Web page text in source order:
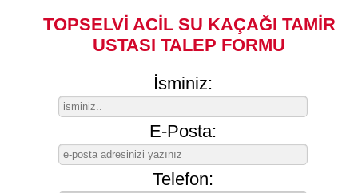
TOPSELVİ ACİL SU KAÇAĞI TAMİR
USTASI TALEP FORMU
İsminiz:
E-Posta:
Telefon: